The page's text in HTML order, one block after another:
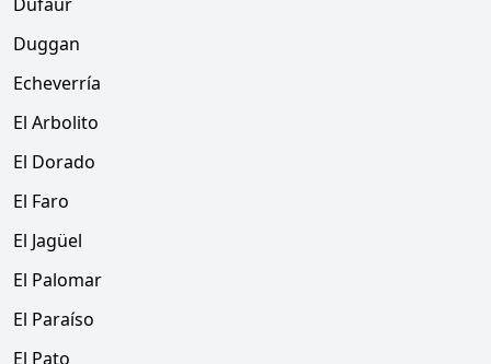
Duggan
Echeverría
El Arbolito
El Dorado
El Faro
El Jagüel
El Palomar
El Paraíso
El Pato